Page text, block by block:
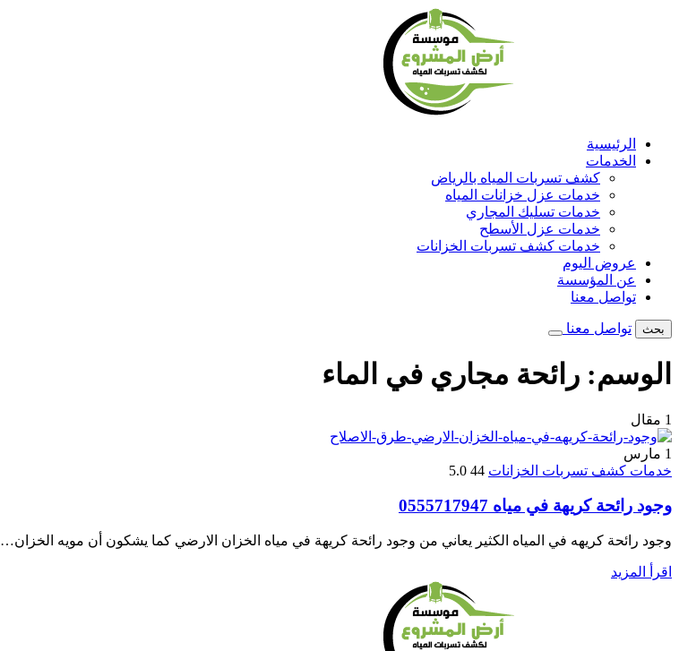
الرئيسية
الخدمات
كشف تسربات المياه بالرياض
خدمات عزل خزانات المياه
خدمات تسليك المجاري
خدمات عزل الأسطح
خدمات كشف تسربات الخزانات
عروض اليوم
عن المؤسسة
تواصل معنا
بحث تواصل معنا
الوسم: رائحة مجاري في الماء
1 مقال
1 مارس
خدمات كشف تسربات الخزانات 44
5.0
وجود رائحة كريهة في مياه 0555717947
وجود رائحة كريهه في المياه الكثير يعاني من وجود رائحة كريهة في مياه الخزان الارضي كما يشكون أن مويه الخزان…
اقرأ المزيد